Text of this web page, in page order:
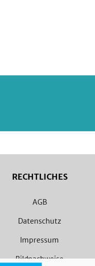
RECHTLICHES
AGB
Datenschutz
Impressum
Bildnachweise